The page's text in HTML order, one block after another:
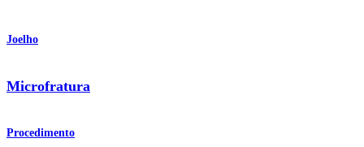
Joelho
Microfratura
Procedimento